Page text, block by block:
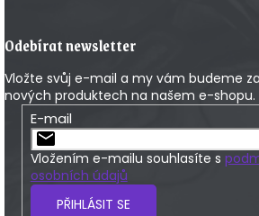
Odebírat newsletter
Vložte svůj e-mail a my vám budeme
nových produktech na našem e-shopu.
E-mail
Vložením e-mailu souhlasíte s
osobních údajů
PŘIHLÁSIT SE